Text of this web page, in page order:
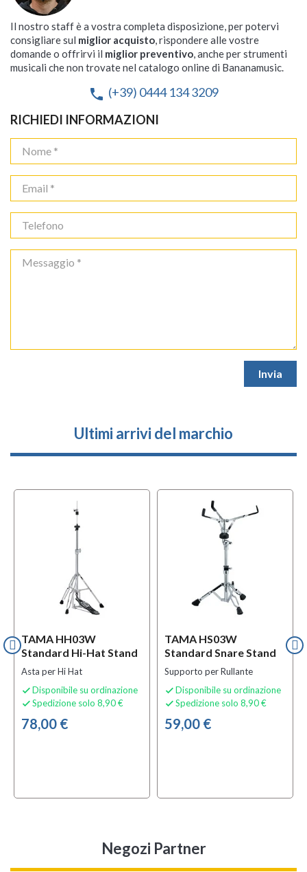
Il nostro staff è a vostra completa disposizione, per potervi
consigliare sul miglior acquisto, rispondere alle vostre
domande o offrirvi il miglior preventivo, anche per strumenti
musicali che non trovate nel catalogo online di Bananamusic.
phone (+39) 0444 134 3209
RICHIEDI INFORMAZIONI
Ultimi arrivi del marchio
TAMA HH03W
Standard Hi-Hat Stand
Asta per Hi Hat
 Disponibile su ordinazione
 Spedizione solo 8,90 €
78,00 €
TAMA HS03W
Standard Snare Stand
Supporto per Rullante
 Disponibile su ordinazione
 Spedizione solo 8,90 €
59,00 €
Negozi Partner